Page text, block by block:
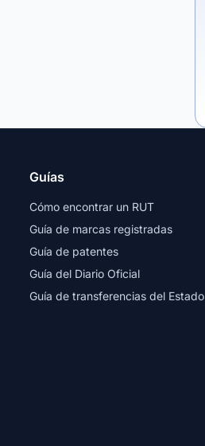
Guías
Cómo encontrar un RUT
Guía de marcas registradas
Guía de patentes
Guía del Diario Oficial
Guía de transferencias del Estado